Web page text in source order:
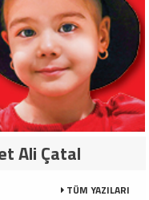
Ali Çatal
TÜM YAZILARI